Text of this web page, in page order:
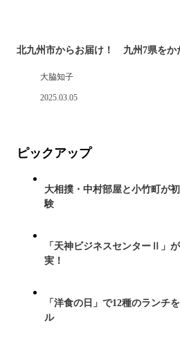
北九州市からお届け！ 九州7県をか
大脇知子
2025.03.05
ピックアップ
大相撲・中村部屋と小竹町が
験
「天神ビジネスセンターⅡ」
実！
「洋食の日」で12種のラン
ル